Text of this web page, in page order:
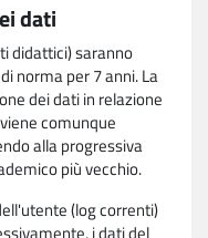
dati
didattici) saranno
norma per 7 anni. La
dei dati in relazione
comunque
alla progressiva
più vecchio.
(log correnti)
i dati del